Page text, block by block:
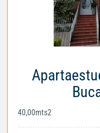
40,00mts2